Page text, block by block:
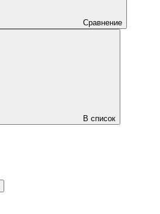
Сравнение
В список